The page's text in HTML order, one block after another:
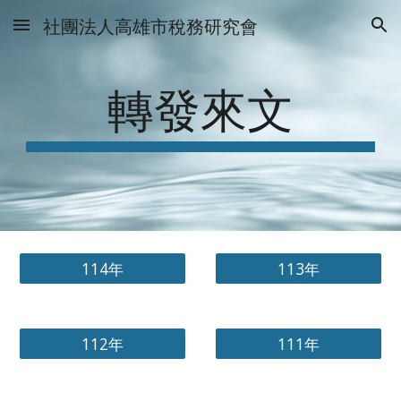
Skip to main content Skip to navigation
社團法人高雄市稅務研究會
轉發來文
114年 113年
112年 111年